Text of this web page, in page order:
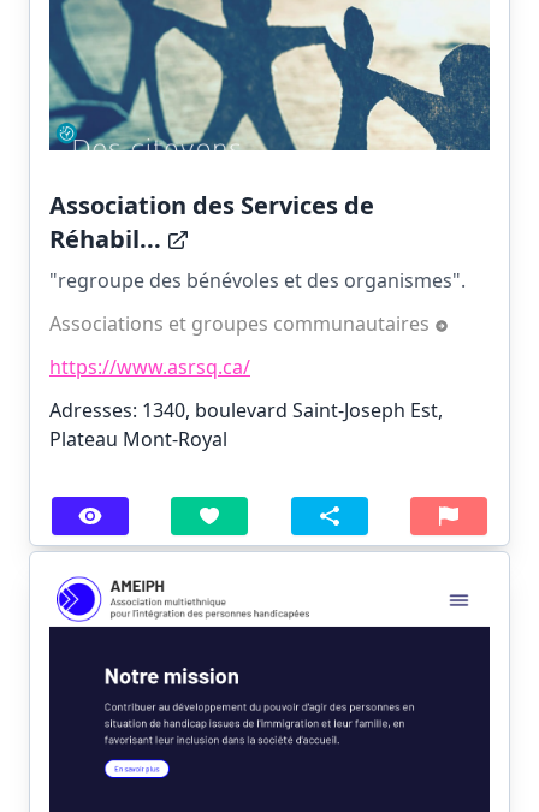
Association des Services de
Réhabil...
"regroupe des bénévoles et des organismes".
Associations et groupes communautaires
https://www.asrsq.ca/
Adresses: 1340, boulevard Saint-Joseph Est,
Plateau Mont-Royal